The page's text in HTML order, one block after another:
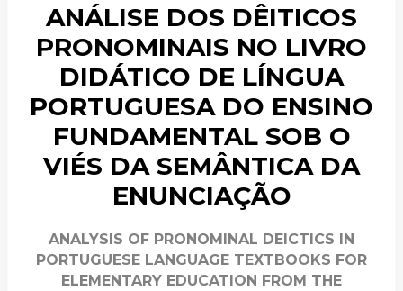
ANÁLISE DOS DÊITICOS
PRONOMINAIS NO LIVRO
DIDÁTICO DE LÍNGUA
PORTUGUESA DO ENSINO
FUNDAMENTAL SOB O
VIÉS DA SEMÂNTICA DA
ENUNCIAÇÃO
ANALYSIS OF PRONOMINAL DEICTICS IN
PORTUGUESE LANGUAGE TEXTBOOKS FOR
ELEMENTARY EDUCATION FROM THE